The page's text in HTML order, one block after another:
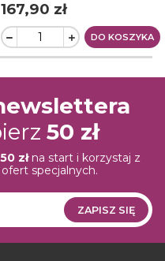
167,90 zł
DO KOSZYKA
50 zł
50 złna start i korzystaj z
specjalnych.
ZAPISZ SIĘ